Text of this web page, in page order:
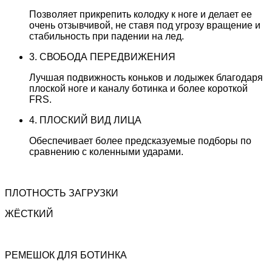
Позволяет прикрепить колодку к ноге и делает ее
очень отзывчивой, не ставя под угрозу вращение и
стабильность при падении на лед.
3. СВОБОДА ПЕРЕДВИЖЕНИЯ
Лучшая подвижность коньков и лодыжек благодаря
плоской ноге и каналу ботинка и более короткой
FRS.
4. ПЛОСКИЙ ВИД ЛИЦА
Обеспечивает более предсказуемые подборы по
сравнению с коленными ударами.
ПЛОТНОСТЬ ЗАГРУЗКИ
ЖЁСТКИЙ
РЕМЕШОК ДЛЯ БОТИНКА